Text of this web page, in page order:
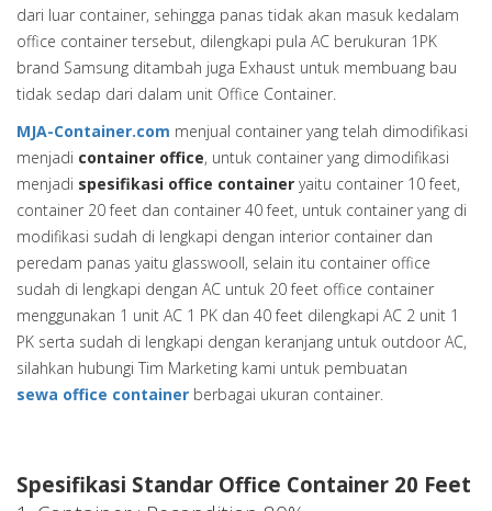
dari luar container, sehingga panas tidak akan masuk kedalam
office container tersebut, dilengkapi pula AC berukuran 1PK
brand Samsung ditambah juga Exhaust untuk membuang bau
tidak sedap dari dalam unit Office Container.
MJA-Container.com menjual container yang telah dimodifikasi
menjadi container office, untuk container yang dimodifikasi
menjadi spesifikasi office container yaitu container 10 feet,
container 20 feet dan container 40 feet, untuk container yang di
modifikasi sudah di lengkapi dengan interior container dan
peredam panas yaitu glasswooll, selain itu container office
sudah di lengkapi dengan AC untuk 20 feet office container
menggunakan 1 unit AC 1 PK dan 40 feet dilengkapi AC 2 unit 1
PK serta sudah di lengkapi dengan keranjang untuk outdoor AC,
silahkan hubungi Tim Marketing kami untuk pembuatan
sewa office container berbagai ukuran container.
Spesifikasi Standar Office Container 20 Feet